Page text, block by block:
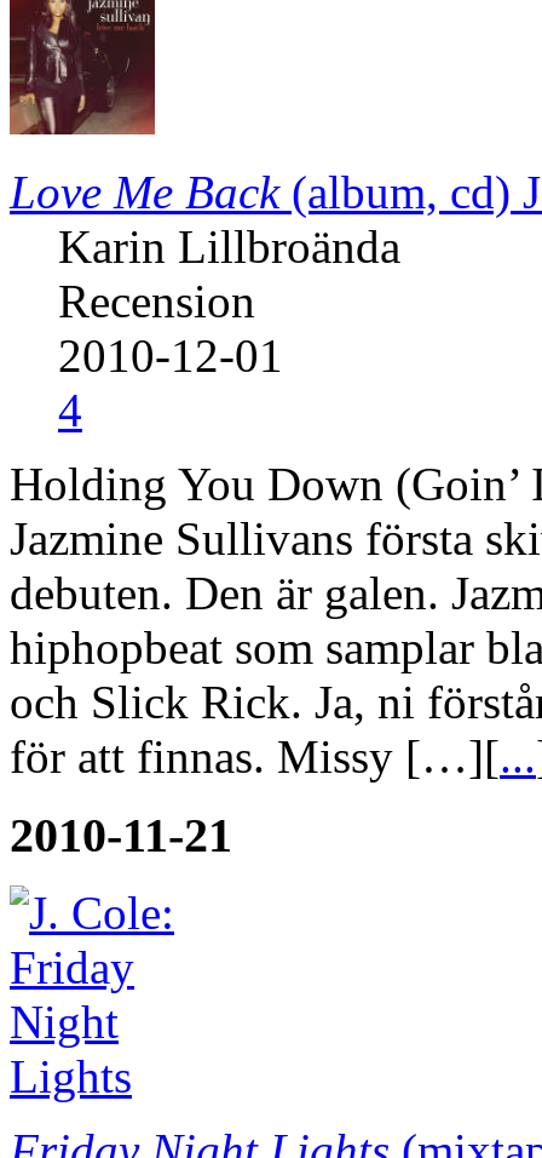
Love Me Back(album, cd)
Karin Lillbroända
Recension
2010-12-01
4
Holding You Down (Goin’
Jazmine Sullivans första
debuten. Den är galen.
hiphopbeat som samplar
och Slick Rick. Ja, ni
för att finnas. Missy […][...
2010-11-21